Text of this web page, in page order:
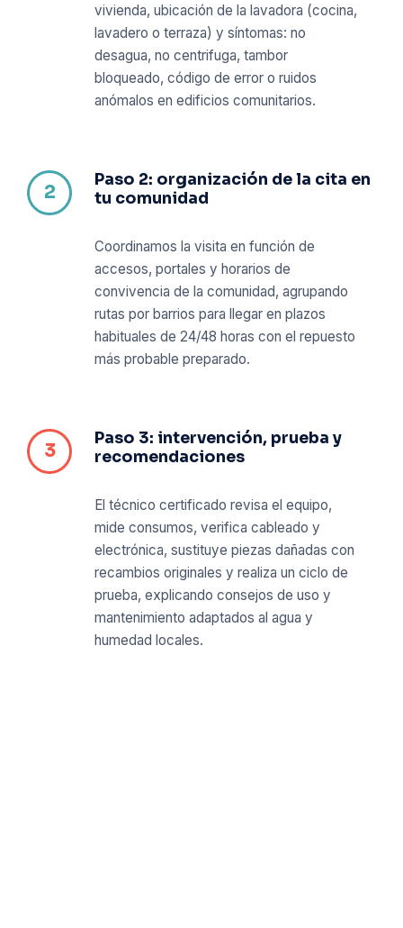
vivienda, ubicación de la lavadora (cocina,
lavadero o terraza) y síntomas: no
desagua, no centrifuga, tambor
bloqueado, código de error o ruidos
anómalos en edificios comunitarios.
Paso 2: organización de la cita en
tu comunidad
Coordinamos la visita en función de
accesos, portales y horarios de
convivencia de la comunidad, agrupando
rutas por barrios para llegar en plazos
habituales de 24/48 horas con el repuesto
más probable preparado.
Paso 3: intervención, prueba y
recomendaciones
El técnico certificado revisa el equipo,
mide consumos, verifica cableado y
electrónica, sustituye piezas dañadas con
recambios originales y realiza un ciclo de
prueba, explicando consejos de uso y
mantenimiento adaptados al agua y
humedad locales.